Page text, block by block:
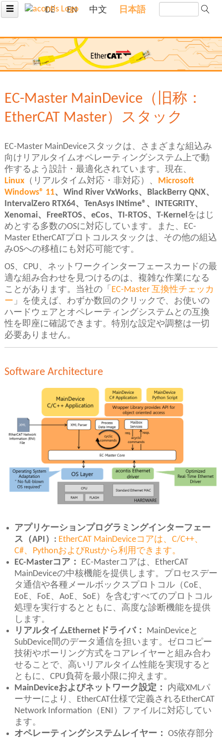
☰ DE EN 中文 日本語
EC-Master MainDevice（旧称：
EtherCAT Master）スタック
EC-Master MainDeviceスタックは、さまざまな組込み
向けリアルタイムオペレーティングシステム上で動
作するよう設計・最適化されています。現在、
Linux（リアルタイム対応・非対応）、
Microsoft
Windows® 11、Wind River VxWorks、BlackBerry QNX、
IntervalZero RTX64、TenAsys INtime®、INTEGRITY、
Xenomai、FreeRTOS、eCos、TI-RTOS、T-Kernel をはじ
めとする多数のOSに対応しています。また、EC-
Master EtherCATプロトコルスタックは、その他の組込
みOSへの移植にも対応可能です。
OS、CPU、ネットワークインターフェースカードの最
適な組み合わせを見つけるのは、複雑な作業になる
ことがあります。当社の「 EC-Master 互換性チェッカ
ー 」を使えば、わずか数回のクリックで、お使いの
ハードウェアとオペレーティングシステムとの互換
性を即座に確認できます。特別な設定や調整は一切
必要ありません。
Software Architecture
アプリケーションプログラミングインターフェー
ス（API）: EtherCAT MainDeviceコアは、C/C++、
C#、PythonおよびRustから利用できます。
EC-Masterコア：
EC-Masterコアは、EtherCAT
MainDeviceの中核機能を提供します。プロセスデー
タ通信や各種メールボックスプロトコル（CoE、
EoE、FoE、AoE、SoE）を含むすべてのプロトコル
処理を実行するとともに、高度な診断機能を提供
します。
リアルタイムEthernetドライバ：
MainDeviceと
SubDevice間のデータ通信を担います。ゼロコピー
技術やポーリング方式をコアレイヤーと組み合わ
せることで、高いリアルタイム性能を実現すると
ともに、CPU負荷を最小限に抑えます。
MainDeviceおよびネットワーク設定：
内蔵XMLパ
ーサーにより、EtherCAT仕様で定義されるEtherCAT
Network Information（ENI）ファイルに対応してい
ます。
オペレーティングシステムレイヤー： OS依存部分